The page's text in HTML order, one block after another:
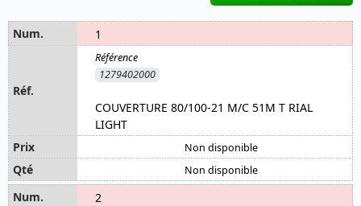
1
1279402000
COUVERTURE 80/100-21 M/C 51M T RIAL
LIGHT
Non disponible
Non disponible
2